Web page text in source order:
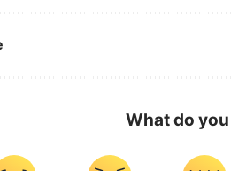
What do